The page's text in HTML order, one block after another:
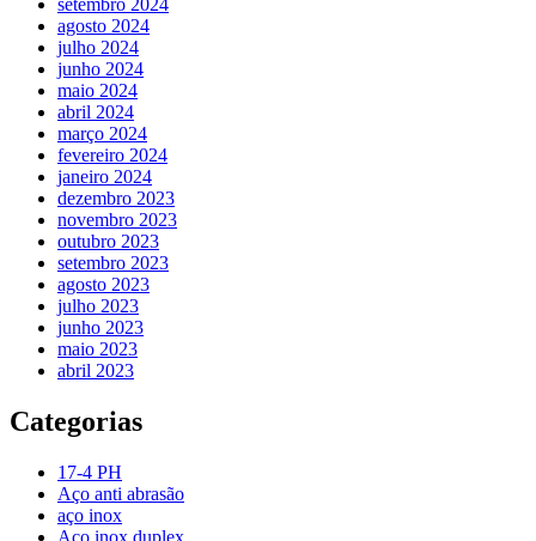
agosto 2024
julho 2024
junho 2024
maio 2024
abril 2024
março 2024
fevereiro 2024
janeiro 2024
dezembro 2023
novembro 2023
outubro 2023
setembro 2023
agosto 2023
julho 2023
junho 2023
maio 2023
abril 2023
Categorias
17-4 PH
Aço anti abrasão
aço inox
Aço inox duplex